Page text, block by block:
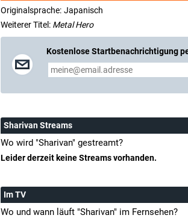
Originalsprache: Japanisch
Weiterer Titel: Metal Hero
Kostenlose Startbenachrichtigung
Sharivan Streams
Wo wird "Sharivan" gestreamt?
Leider derzeit keine Streams vorhanden.
Im TV
Wo und wann läuft "Sharivan" im Fernsehen?